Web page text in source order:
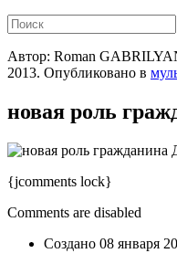
Автор: Roman
2013. Опубликовано в
новая роль
{jcomments lock}
Comments are disabled
Создано 08 января